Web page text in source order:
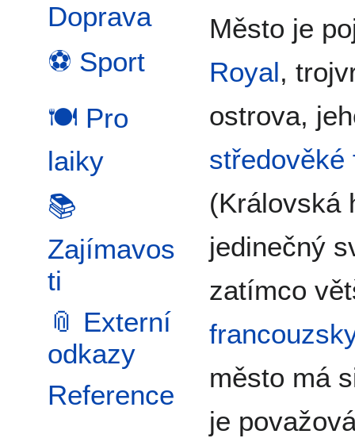
Doprava
⚽ Sport
🍽️ Pro
laiky
📚
Zajímavos
ti
📎 Externí
odkazy
Reference
Město je
Royal,
ostrova,
středověké
(Královská
jedinečný
zatímco
město má
je